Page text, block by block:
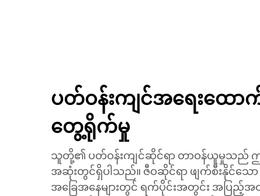
ပတ်ဝန်းကျင်အရေးထေ
တွေ့ရိုက်မှု
သူတို့၏ ပတ်ဝန်းကျင်ဆိုင်ရာ တာဝန်ယူမှုသည် ဤ
အဆုံးတွင်ရှိပါသည်။ ဇီဝဆိုင်ရာ ဖျက်စီးနိုင်
အခြေအနေများတွင် ရက်ပိုင်းအတွင်း အပြည့်အဝ